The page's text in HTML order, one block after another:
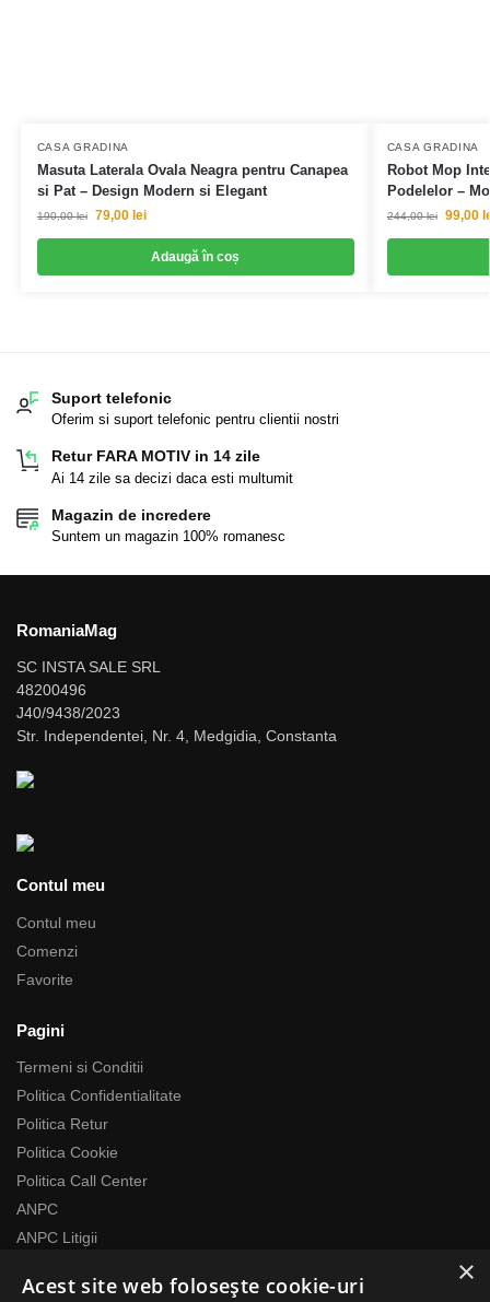
CASA GRADINA
Masuta Laterala Ovala Neagra pentru Canapea
si Pat – Design Modern si Elegant
190,00lei 79,00 lei
Adaugă în coș
CASA GRADINA
Robot Mop
Podelelor –
244,00lei 99,00
Suport telefonic
Oferim si suport telefonic pentru clientii nostri
Retur FARA MOTIV in 14 zile
Ai 14 zile sa decizi daca esti multumit
Magazin de incredere
Suntem un magazin 100% romanesc
RomaniaMag
SC INSTA SALE SRL
48200496
J40/9438/2023
Str. Independentei, Nr. 4, Medgidia, Constanta
Contul meu
Contul meu
Comenzi
Favorite
Pagini
Termeni si Conditii
Politica Confidentialitate
Politica Retur
Politica Cookie
Politica Call Center
ANPC
ANPC Litigii
Despre noi ×
Acest site web folosește cookie-uri